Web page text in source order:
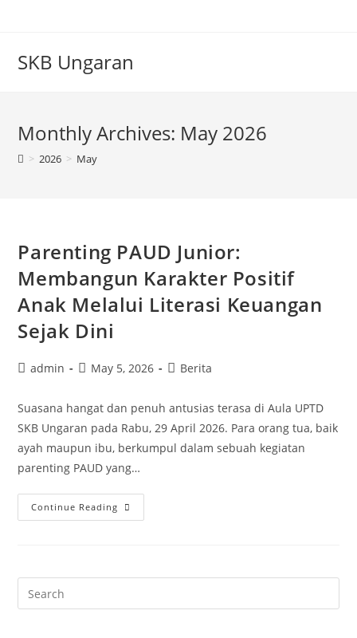
SKB Ungaran
Monthly Archives: May 2026
> 2026 > May
Parenting PAUD Junior:
Membangun Karakter Positif
Anak Melalui Literasi Keuangan
Sejak Dini
Postadmin
PostMay 5, 2026
PostBerita
Suasana hangat dan penuh antusias terasa di Aula UPTD
SKB Ungaran pada Rabu, 29 April 2026. Para orang tua, baik
ayah maupun ibu, berkumpul dalam sebuah kegiatan
parenting PAUD yang…
Continue Reading
PAUD
Karakter
Search
for: